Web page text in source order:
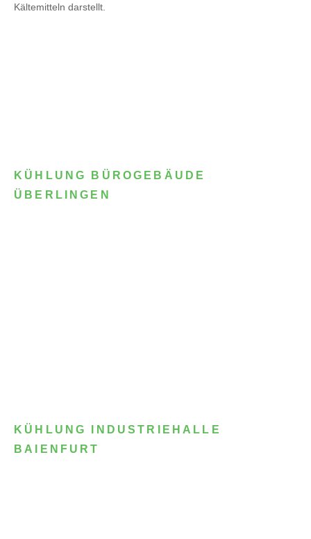
Kältemitteln darstellt.
KÜHLUNG BÜROGEBÄUDE
ÜBERLINGEN
KÜHLUNG INDUSTRIEHALLE
BAIENFURT